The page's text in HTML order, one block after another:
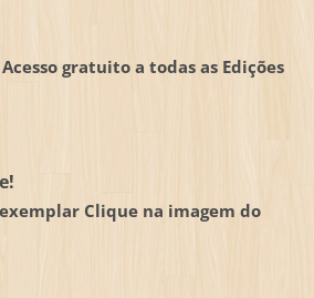
gratuito a todas as Edições
Clique na imagem do